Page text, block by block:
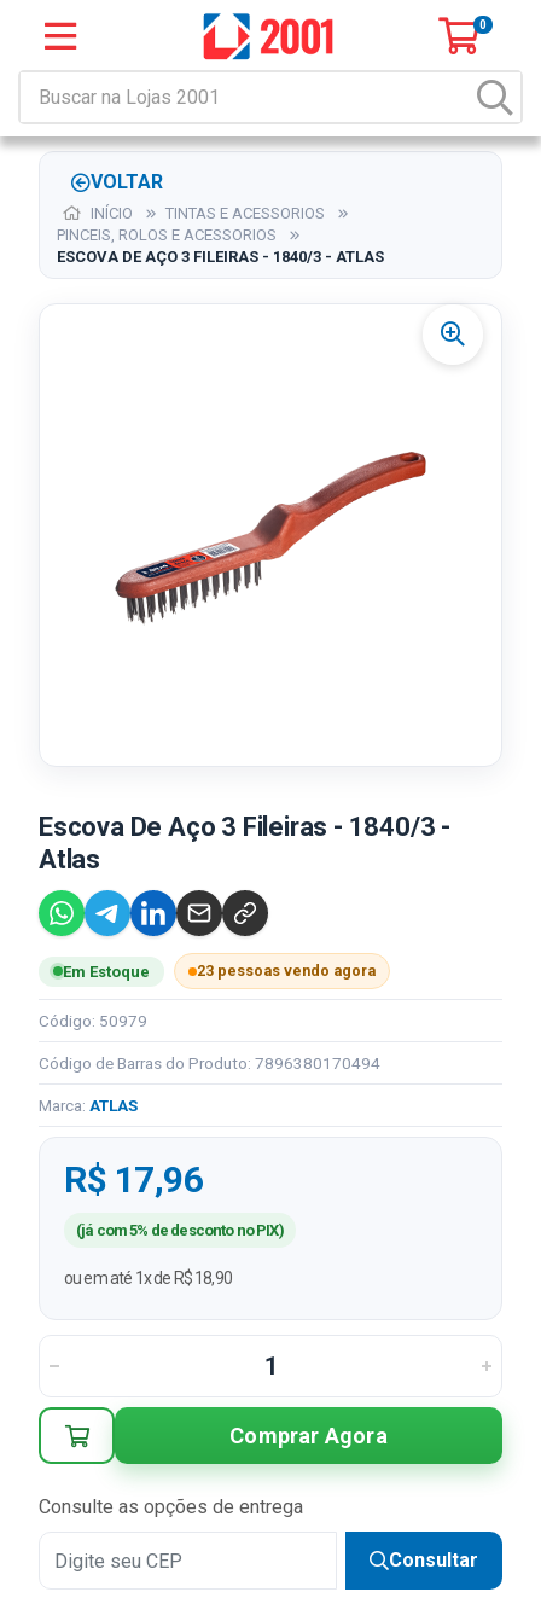
0
VOLTAR
INÍCIO
TINTAS E ACESSORIOS
PINCEIS, ROLOS E ACESSORIOS
ESCOVA DE AÇO 3 FILEIRAS - 1840/3 - ATLAS
Escova De Aço 3 Fileiras - 1840/3 -
Atlas
Em Estoque 23 pessoas vendo agora
Código: 50979
Código de Barras do Produto: 7896380170494
Marca: ATLAS
R$ 17,96
(já com 5% de desconto no PIX)
ou em até 1x de R$ 18,90
Comprar Agora
Consulte as opções de entrega
Consultar